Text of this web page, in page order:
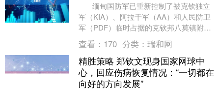
缅甸国防军已重新控制了被克钦独立
军（KIA）、阿拉干军（AA）和人民防卫
军（PDF）临时占据的克钦邦八莫镇附近
的一些军营总部、军事基地和部分街区
村....
查看： 170 分类： 瑞和网
精胜策略 郑钦文现身国家网球中
心，回应伤病恢复情况：“一切都在
向好的方向发展”